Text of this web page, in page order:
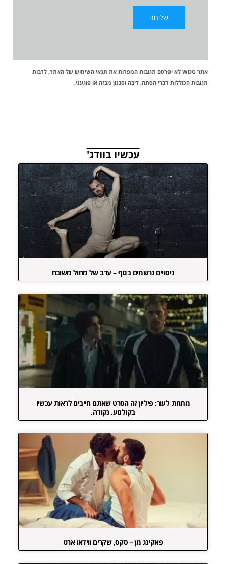
אתר WDG לא יפרסם תגובות המפרות את תנאי השימוש של האתר, לרבות
תגובות הכוללות דברי הסתה, דיבה וסגנון מבזה או פוגעני.
עכשיו בוודג'
ניסויים נרשמים בגוף – ערב של מחול משובח
מתחת לעור: פיליון זה הסרט שאתם חייבים לראות עכשיו
בקולנוע. נקודה.
פאקינג מן – סקס, שקרים ווידאו ארט